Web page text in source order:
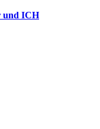
und ICH